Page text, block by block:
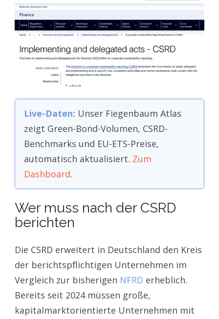
Live-Daten: Unser Fiegenbaum Atlas
zeigt Green-Bond-Volumen, CSRD-
Benchmarks und EU-ETS-Preise,
automatisch aktualisiert. Zum
Dashboard.
Wer muss nach der CSRD
berichten
Die CSRD erweitert in Deutschland den Kreis
der berichtspflichtigen Unternehmen im
Vergleich zur bisherigen NFRD erheblich.
Bereits seit 2024 müssen große,
kapitalmarktorientierte Unternehmen mit